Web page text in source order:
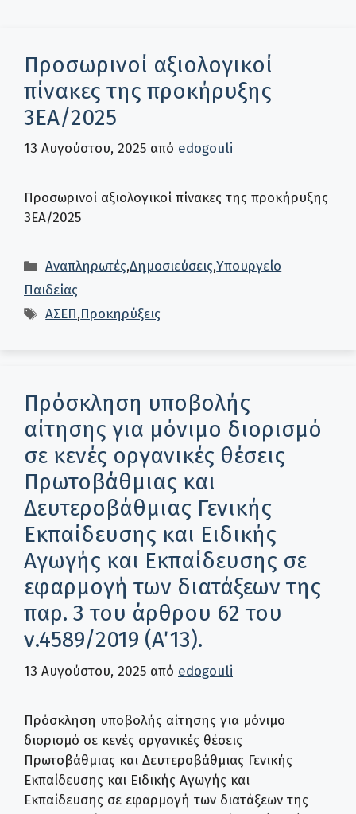
Προσωρινοί αξιολογικοί
πίνακες της προκήρυξης
3ΕΑ/2025
13 Αυγούστου, 2025 από edogouli
Προσωρινοί αξιολογικοί πίνακες της προκήρυξης
3ΕΑ/2025
Κατηγορίες
Αναπληρωτές,Δημοσιεύσεις,Υπουργείο
Παιδείας
Ετικέτες
ΑΣΕΠ,Προκηρύξεις
Πρόσκληση υποβολής
αίτησης για μόνιμο διορισμό
σε κενές οργανικές θέσεις
Πρωτοβάθμιας και
Δευτεροβάθμιας Γενικής
Εκπαίδευσης και Ειδικής
Αγωγής και Εκπαίδευσης σε
εφαρμογή των διατάξεων της
παρ. 3 του άρθρου 62 του
ν.4589/2019 (Α΄ 13).
13 Αυγούστου, 2025 από edogouli
Πρόσκληση υποβολής αίτησης για μόνιμο
διορισμό σε κενές οργανικές θέσεις
Πρωτοβάθμιας και Δευτεροβάθμιας Γενικής
Εκπαίδευσης και Ειδικής Αγωγής και
Εκπαίδευσης σε εφαρμογή των διατάξεων της